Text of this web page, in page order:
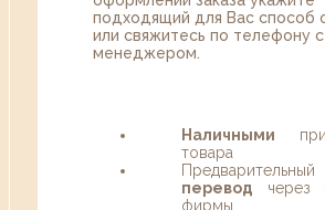
подходящий для Вас способ
или свяжитесь по телефону
менеджером.
Наличными при
товара
перевод через
фирмы